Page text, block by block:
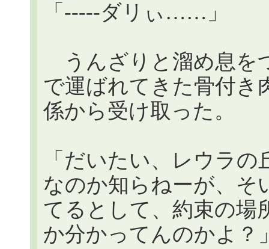
「-----ダリぃ……」
うんざりと溜め息を
で運ばれてきた骨付き
係から受け取った。
「だいたい、レウラ
なのか知らねーが、そ
てるとして、約束の場
か分かってんのかよ？